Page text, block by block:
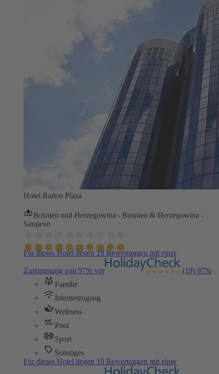
Hotel Radon Plaza
Bosnien und Herzegowina - Bosnien & Herzegowina -
Sarajevo
Für dieses Hotel liegen 19 Bewertungen mit einer
Zustimmung von 97% vor (19) 97%
Familie
Internetzugang
Wellness
Pool
Sport
Sonstiges
Für dieses Hotel liegen 19 Bewertungen mit einer